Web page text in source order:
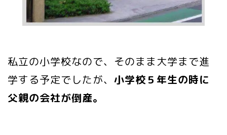
私立の小学校なので、そのまま大学まで進
学する予定でしたが、 小学校５年生の時に
父親の会社が倒産。